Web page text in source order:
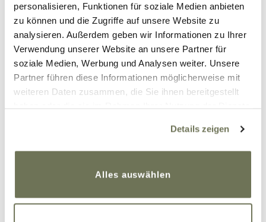
personalisieren, Funktionen für soziale Medien anbieten
zu können und die Zugriffe auf unsere Website zu
analysieren. Außerdem geben wir Informationen zu Ihrer
Verwendung unserer Website an unsere Partner für
soziale Medien, Werbung und Analysen weiter. Unsere
Partner führen diese Informationen möglicherweise mit
weiteren Daten zusammen, die Sie ihnen bereitgestellt
Cookies, wenn Sie unsere Webseite weiterhin nutzen.
Weitere Informationen finden Sie in unserer
Details zeigen
Alles auswählen
27. Oktober 2022
Beitrag teilen
Kommentare
Tanja W.
Lipödem in Verbindung mit Naturheilkunde